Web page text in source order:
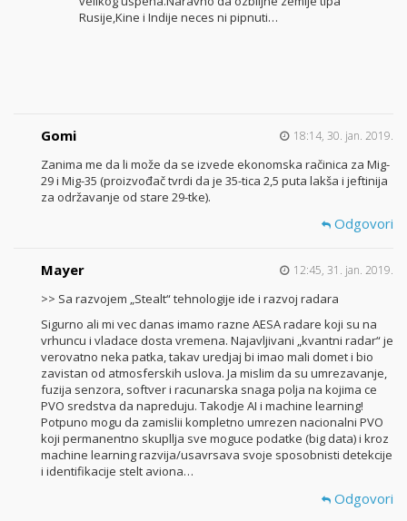
Rusije,Kine i Indije neces ni pipnuti…
Gomi 18:14, 30. jan. 2019.
Zanima me da li može da se izvede ekonomska račinica za Mig-
29 i Mig-35 (proizvođač tvrdi da je 35-tica 2,5 puta lakša i jeftinija
za održavanje od stare 29-tke).
Odgovori
Mayer 12:45, 31. jan. 2019.
>> Sa razvojem „Stealt“ tehnologije ide i razvoj radara
Sigurno ali mi vec danas imamo razne AESA radare koji su na
vrhuncu i vladace dosta vremena. Najavljivani „kvantni radar“ je
verovatno neka patka, takav uredjaj bi imao mali domet i bio
zavistan od atmosferskih uslova. Ja mislim da su umrezavanje,
fuzija senzora, softver i racunarska snaga polja na kojima ce
PVO sredstva da napreduju. Takodje AI i machine learning!
Potpuno mogu da zamislii kompletno umrezen nacionalni PVO
koji permanentno skupllja sve moguce podatke (big data) i kroz
machine learning razvija/usavrsava svoje sposobnisti detekcije
i identifikacije stelt aviona…
Odgovori